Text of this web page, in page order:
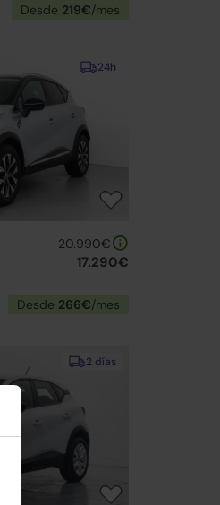
Desde 219€/mes
24h
20.990€
17.290€
Desde 266€/mes
2 días